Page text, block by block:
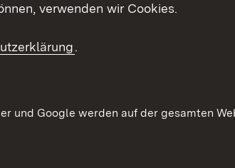
verwenden wir Cookies.
.
und Google werden auf der gesamten